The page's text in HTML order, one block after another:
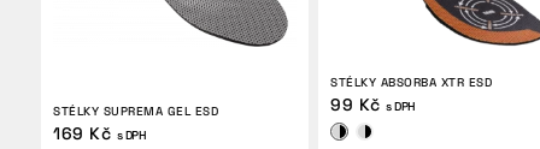
STÉLKY SUPREMA GEL ESD
169 Kč s DPH
STÉLKY ABSORBA XTR ESD
99 Kč s DPH